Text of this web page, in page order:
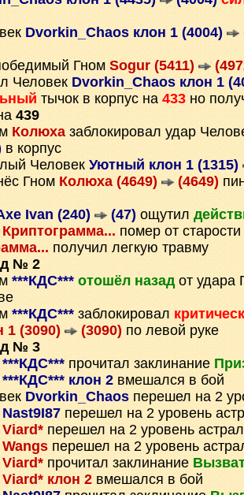
Dvorkin_Chaos клон 1 (4004)
Гном Sogur (5411)
Человек Dvorkin_Chaos клон 1
тычок в корпус на 433 но
439
Колюхазаблокировал удар
в корпус
Человек Уютный клон 1 (1315)
Гном Колюха (4649) (4649)
Ivan (240) (47) ощутил
Криптограмма... помер от старости
получил легкую травму
№ 2
***КДС*** отошёл назадот удара
***КДС*** заблокировал
1 (3090)
(3090) по левой руке
№ 3
***КДС*** прочитал заклинание
***КДС*** клон 2 вмешался в бой
Dvorkin_Chaos перешел на 2
Nast9I87 перешел на 2 уровень
Viard* перешел на 2 уровень
Wangs перешел на 2 уровень
Viard* прочитал заклинание
Viard* клон 2 вмешался в бой